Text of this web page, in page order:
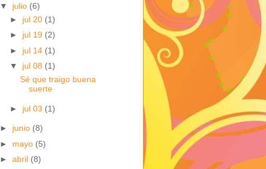
▼ julio (6)
► jul 20 (1)
► jul 19 (2)
► jul 14 (1)
▼ jul 08 (1)
Sé que traigo buena
suerte
► jul 03 (1)
► junio (8)
► mayo (5)
► abril (8)